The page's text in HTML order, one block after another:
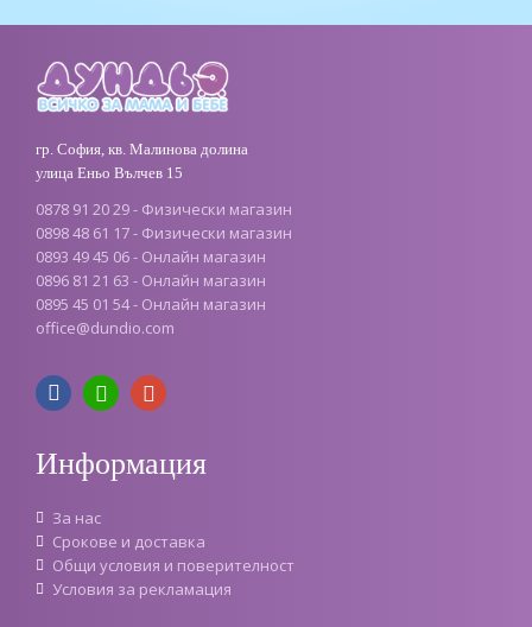
гр. София, кв. Малинова долина
улица Еньо Вълчев 15
0878 91 20 29 - Физически магазин
0898 48 61 17 - Физически магазин
0893 49 45 06 - Онлайн магазин
0896 81 21 63 - Онлайн магазин
0895 45 01 54 - Онлайн магазин
office@dundio.com
Информация
За нас
Срокове и доставка
Oбщи условия и поверителност
Условия за рекламация